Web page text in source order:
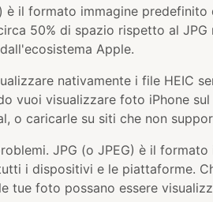
il formato immagine predefinito
50% di spazio rispetto al JPG
Apple.
nativamente i file HEIC
vuoi visualizzare foto iPhone
o caricarle su siti che non
JPG (o JPEG) è il
i dispositivi e le piattaforme.
tue foto possano essere